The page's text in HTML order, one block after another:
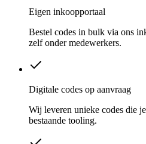
Eigen inkoopportaal
Bestel codes in bulk via ons
zelf onder medewerkers.
Digitale codes op aanvraag
Wij leveren unieke codes die
bestaande tooling.